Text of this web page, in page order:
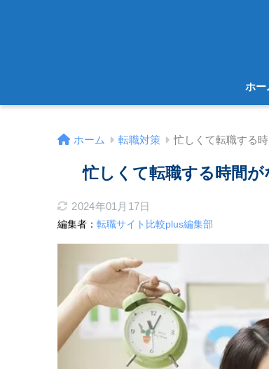
ホー
ホーム 転職対策 忙しくて転職する
忙しくて転職する時間が
2024年01月17日
編集者： 転職サイト比較plus編集部